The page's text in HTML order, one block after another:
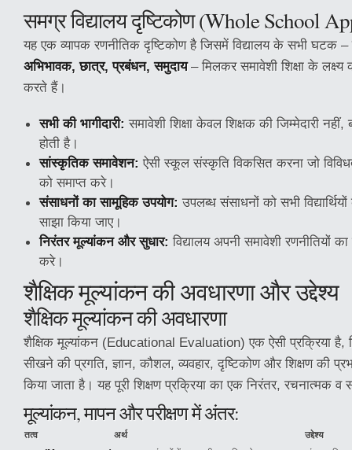
समग्र विद्यालय दृष्टिकोण (Whole School
यह एक व्यापक रणनीतिक दृष्टिकोण है जिसमें विद्यालय के सभी घटक –
अभिभावक, छात्र, प्रबंधन, समुदाय– मिलकर समावेशी शिक्षा के लक्ष्य
करते हैं।
सभी की भागीदारी: समावेशी शिक्षा केवल शिक्षक की जिम्मेदारी नहीं,
होती है।
सांस्कृतिक समावेशन: ऐसी स्कूल संस्कृति विकसित करना जो
को समाप्त करे।
संसाधनों का सामूहिक उपयोग: उपलब्ध संसाधनों को सभी
साझा किया जाए।
निरंतर मूल्यांकन और सुधार: विद्यालय अपनी समावेशी रणनीतियों
करे।
शैक्षिक मूल्यांकन की अवधारणा और उद्देश्य
शैक्षिक मूल्यांकन की अवधारणा
शैक्षिक मूल्यांकन (Educational Evaluation) एक ऐसी प्रक्रिया है,
सीखने की प्रगति, ज्ञान, कौशल, व्यवहार, दृष्टिकोण और शिक्षण की
किया जाता है। यह पूरी शिक्षण प्रक्रिया का एक निरंतर, रचनात्मक व
मूल्यांकन, मापन और परीक्षण में अंतर:
तत्व अर्थ
उद्देश्य